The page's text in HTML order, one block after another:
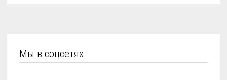
Мы в соцсетях